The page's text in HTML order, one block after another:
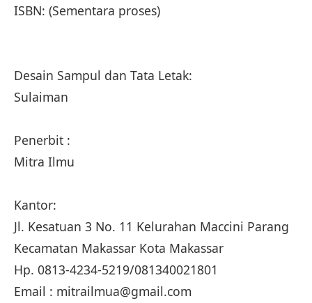
ISBN: (Sementara proses)
Desain Sampul dan Tata Letak:
Sulaiman
Penerbit :
Mitra Ilmu
Kantor:
Jl. Kesatuan 3 No. 11 Kelurahan Maccini Parang
Kecamatan Makassar Kota Makassar
Hp. 0813-4234-5219/081340021801
Email : mitrailmua@gmail.com